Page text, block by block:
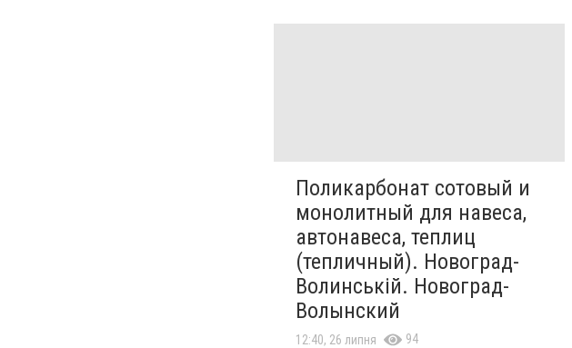
Поликарбонат сотовый и
монолитный для навеса,
автонавеса, теплиц
(тепличный). Новоград-
Волинській. Новоград-
Волынский
12:40, 26 липня 94